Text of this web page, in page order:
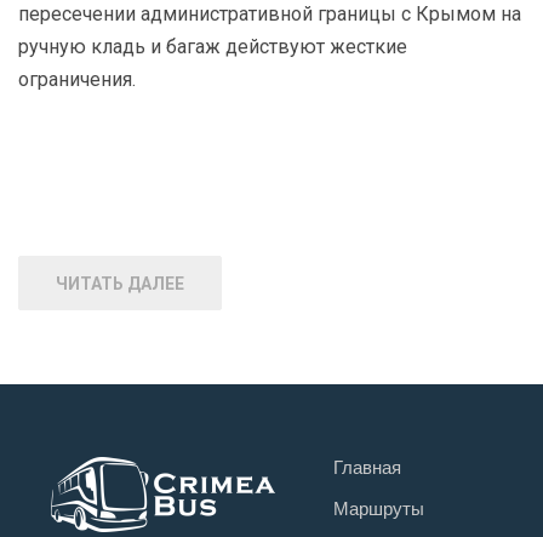
пересечении административной границы с Крымом на
ручную кладь и багаж действуют жесткие
ограничения.
ЧИТАТЬ ДАЛЕЕ
Главная
Маршруты